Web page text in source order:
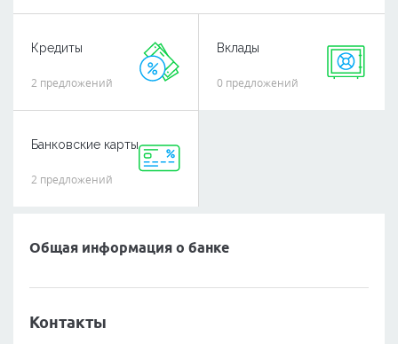
Кредиты
2 предложений
Вклады
0 предложений
Банковские карты
2 предложений
Общая информация о банке
Контакты